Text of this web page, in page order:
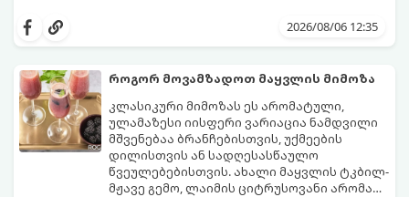
სალათებთან ერთად ან ტახინის (სესამის)
მდგომარეობს, რომ გამოიყენება
შეწვისას ფორმა იდეალურად შეინარჩუნოს
და არ დაიშალოს.
მომზადების დრო: 20 წუთი (დამატებით
მუხუდოს ჩალბობის დრო: 12-24 საათი)
შეწვის დრო: 10–15 წუთი ულუფა: 20–24 ცალი
ბურთულა (4–6 პორცია)
2026/08/06 12:35
როგორ მოვამზადოთ მაყვლის მიმოზა
კლასიკური მიმოზას ეს არომატული,
ულამაზესი იისფერი ვარიაცია ნამდვილი
მშვენებაა ბრანჩებისთვის, უქმეების
დილისთვის ან სადღესასწაულო
წვეულებებისთვის. ახალი მაყვლის ტკბილ-
მჟავე გემო, ლაიმის ციტრუსოვანი არომატი